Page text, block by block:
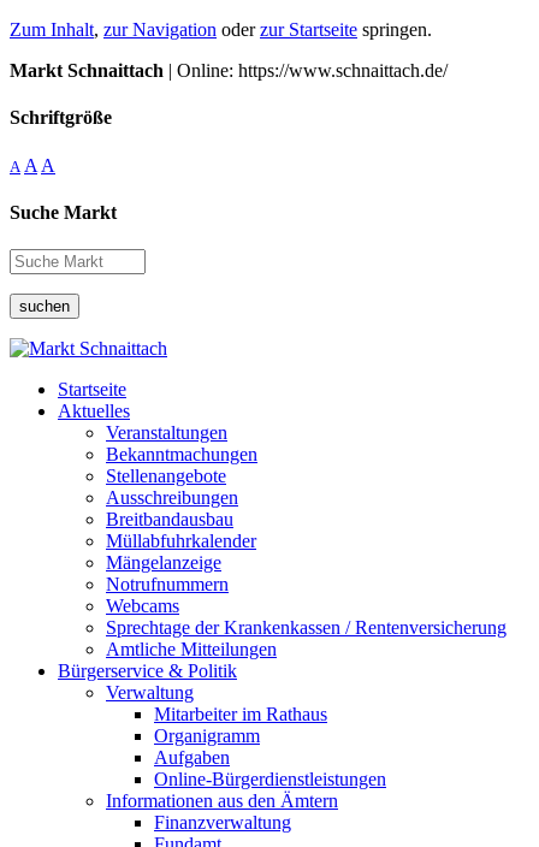
Zum Inhalt, zur Navigation oderzur Startseite springen.
Markt Schnaittach | Online: https://www.schnaittach.de/
Schriftgröße
A A A
Suche Markt
suchen
Startseite
Aktuelles
Veranstaltungen
Bekanntmachungen
Stellenangebote
Ausschreibungen
Breitbandausbau
Müllabfuhrkalender
Mängelanzeige
Notrufnummern
Webcams
Sprechtage der Krankenkassen / Rentenversicherung
Amtliche Mitteilungen
Bürgerservice & Politik
Verwaltung
Mitarbeiter im Rathaus
Organigramm
Aufgaben
Online-Bürgerdienstleistungen
Informationen aus den Ämtern
Finanzverwaltung